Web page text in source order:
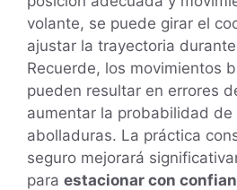
volante, se puede girar el
ajustar la trayectoria
Recuerde, los movimientos
pueden resultar en errores
aumentar la probabilidad de
abolladuras. La práctica
seguro mejorará
para estacionar con